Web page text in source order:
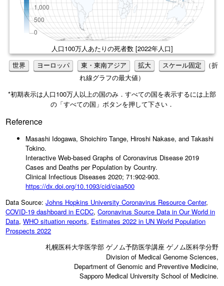
人口100万人あたりの死者数 [2022年人口]
世界 ヨーロッパ 東・東南アジア 拡大 スケール固定
（折
れ線グラフの最大値）
*初期表示は人口100万人以上の国のみ．すべての国を表示するには上部
の「すべての国」ボタンを押して下さい．
Reference
Masashi Idogawa, Shoichiro Tange, Hiroshi Nakase, and Takashi
Tokino.
Interactive Web-based Graphs of Coronavirus Disease 2019
Cases and Deaths per Population by Country.
Clinical Infectious Diseases 2020; 71:902-903.
https://dx.doi.org/10.1093/cid/ciaa500
Data Source:Johns Hopkins University Coronavirus Resource Center,
COVID-19 dashboard in ECDC,Coronavirus Source Data in Our World in
Data,WHO situation reports, Estimates 2022 in UN World Population
Prospects 2022
札幌医科大学医学部 ゲノム予防医学講座 ゲノム医科学分野
Division of Medical Genome Sciences,
Department of Genomic and Preventive Medicine,
Sapporo Medical University School of Medicine.